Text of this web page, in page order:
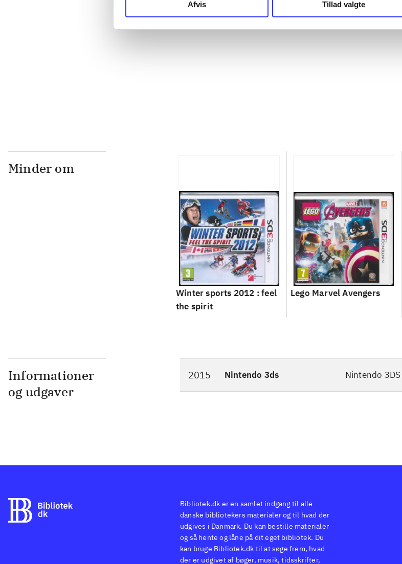
Afvis Tillad valgte
Minder om
Winter sports 2012 : feel
the spirit
Lego Marvel Avengers
Informationer
og udgaver
2015 Nintendo 3ds Nintendo 3DS
Bibliotek.dk er en samlet indgang til alle
danske bibliotekers materialer og til hvad der
udgives i Danmark. Du kan bestille materialer
og så hente og låne på dit eget bibliotek. Du
kan bruge Bibliotek.dk til at søge frem, hvad
der er udgivet af bøger, musik, tidsskrifter,